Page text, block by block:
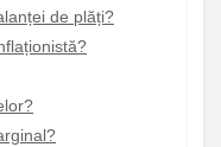
de plăți?